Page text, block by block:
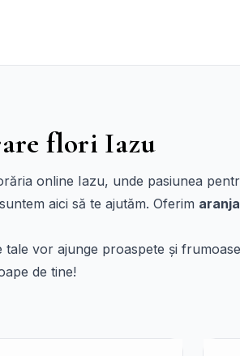
flori Iazu
online Iazu, unde pasiunea
aici să te ajutăm. Oferim
tale vor ajunge proaspete și
de tine!